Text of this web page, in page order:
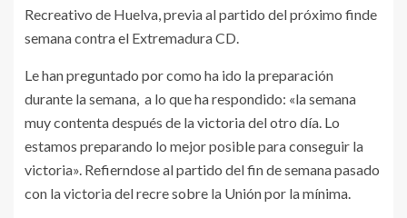
Recreativo de Huelva, previa al partido del próximo finde
semana contra el Extremadura CD.
Le han preguntado por como ha ido la preparación
durante la semana, a lo que ha respondido: «la semana
muy contenta después de la victoria del otro día. Lo
estamos preparando lo mejor posible para conseguir la
victoria». Refierndose al partido del fin de semana pasado
con la victoria del recre sobre la Unión por la mínima.